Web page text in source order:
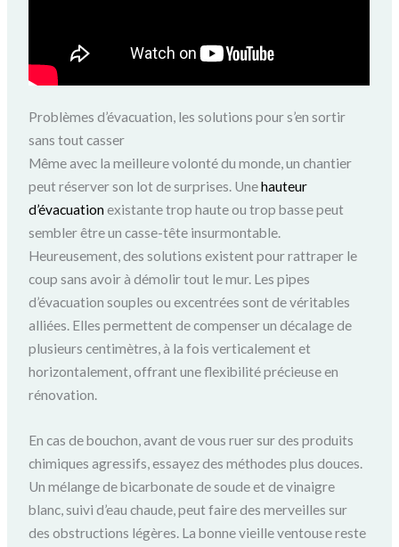
Problèmes d’évacuation, les solutions pour s’en sortir
sans tout casser
Même avec la meilleure volonté du monde, un chantier
peut réserver son lot de surprises. Unehauteur
d’évacuationexistante trop haute ou trop basse peut
sembler être un casse-tête insurmontable.
Heureusement, des solutions existent pour rattraper le
coup sans avoir à démolir tout le mur. Les pipes
d’évacuation souples ou excentrées sont de véritables
alliées. Elles permettent de compenser un décalage de
plusieurs centimètres, à la fois verticalement et
horizontalement, offrant une flexibilité précieuse en
rénovation.
En cas de bouchon, avant de vous ruer sur des produits
chimiques agressifs, essayez des méthodes plus douces.
Un mélange de bicarbonate de soude et de vinaigre
blanc, suivi d’eau chaude, peut faire des merveilles sur
des obstructions légères. La bonne vieille ventouse reste